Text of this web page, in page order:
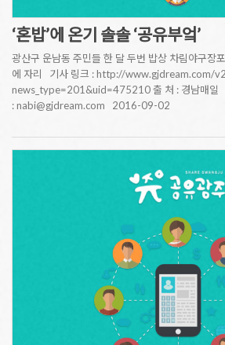
‘혼밥’에 온기 솔솔 ‘공유부엌’
광산구 운남동 주민들 한 달 두번 밥상 차림야구장
에 자리 기사 링크 : http://www.gjdream.com/
news_type=201&uid=475210 출 처 : 경남매일
: nabi@gjdream.com 2016-09-02